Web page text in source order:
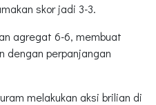
skor jadi 3-3.
agregat 6-6, membuat
dengan perpanjangan
melakukan aksi brilian di